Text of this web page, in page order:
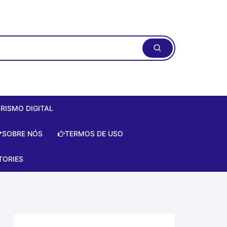
DIGITAL
Digital:
SOBRE NÓS TERMOS DE USO